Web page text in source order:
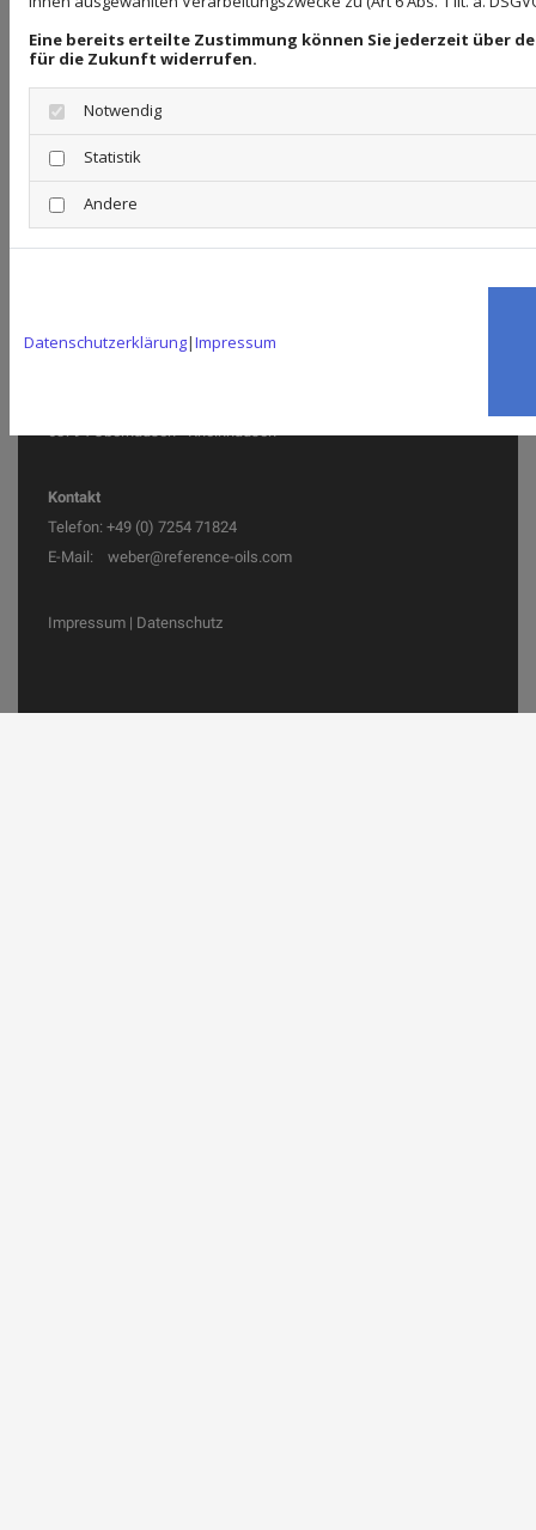
#82698920 - © luzitanija /
www.stock.adobe.com
Copyright ©
Schlütersche
Anschrift
68794 Oberhausen - Rheinhausen
Kontakt
Telefon: +49 (0) 7254 71824
E-Mail: weber@reference-oils.com
Impressum | Datenschutz
Eine bereits erteilte Zustimmung können Sie jederzeit über
für die Zukunft widerrufen.
Notwendig
Statistik
Andere
Datenschutzerklärung|Impressum